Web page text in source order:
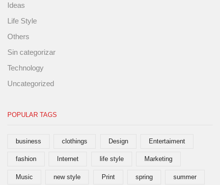
Ideas
Life Style
Others
Sin categorizar
Technology
Uncategorized
POPULAR TAGS
business clothings Design Entertaiment
fashion Internet life style Marketing
Music new style Print spring summer